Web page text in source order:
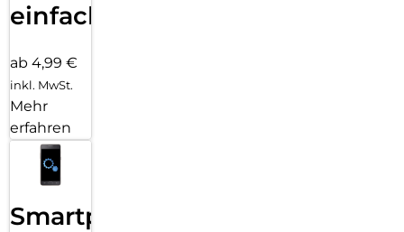
einfach
ab 4,99 €
inkl. MwSt.
Mehr
erfahren
Smartphone